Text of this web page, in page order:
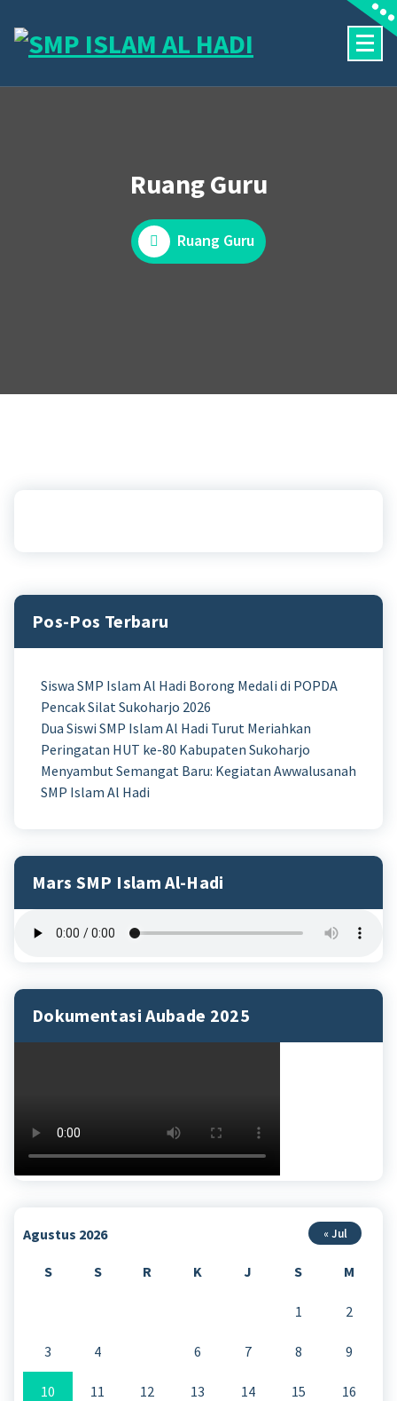
content
Ruang Guru
Ruang Guru
Pos-Pos Terbaru
Siswa SMP Islam Al Hadi Borong Medali di POPDA
Pencak Silat Sukoharjo 2026
Dua Siswi SMP Islam Al Hadi Turut Meriahkan
Peringatan HUT ke-80 Kabupaten Sukoharjo
Menyambut Semangat Baru: Kegiatan Awwalusanah
SMP Islam Al Hadi
Mars SMP Islam Al-Hadi
Dokumentasi Aubade 2025
Agustus 2026
S S R K J S M
1 2
3 4 6 7 8 9
10 11 12 13 14 15 16
« Jul